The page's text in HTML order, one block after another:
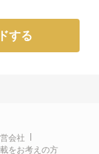
する
会社
をお考えの方